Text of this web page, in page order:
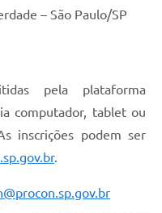
– São Paulo/SP
pela plataforma
computador, tablet ou
inscrições podem ser
.